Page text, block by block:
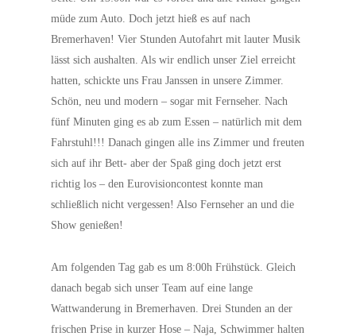
müde zum Auto. Doch jetzt hieß es auf nach
Bremerhaven! Vier Stunden Autofahrt mit lauter Musik
lässt sich aushalten. Als wir endlich unser Ziel erreicht
hatten, schickte uns Frau Janssen in unsere Zimmer.
Schön, neu und modern – sogar mit Fernseher. Nach
fünf Minuten ging es ab zum Essen – natürlich mit dem
Fahrstuhl!!! Danach gingen alle ins Zimmer und freuten
sich auf ihr Bett- aber der Spaß ging doch jetzt erst
richtig los – den Eurovisioncontest konnte man
schließlich nicht vergessen! Also Fernseher an und die
Show genießen!
Am folgenden Tag gab es um 8:00h Frühstück. Gleich
danach begab sich unser Team auf eine lange
Wattwanderung in Bremerhaven. Drei Stunden an der
frischen Prise in kurzer Hose – Naja, Schwimmer halten